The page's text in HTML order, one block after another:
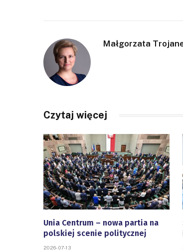
Małgorzata
Czytaj więcej
Unia Centrum – nowa partia na
polskiej scenie politycznej
2026-07-13